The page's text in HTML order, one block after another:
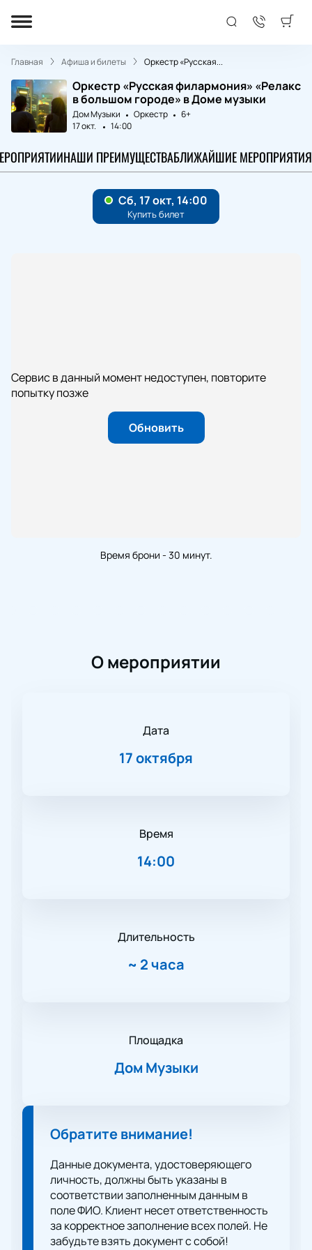
Главная Афиша и билеты Оркестр «Русская...
Оркестр «Русская филармония» «Релакс
в большом городе» в Доме музыки
Дом Музыки Оркестр
6+
17 окт.
14:00
НАШИ ПРЕИМУЩЕСТВАБЛИЖАЙШИЕ МЕРОПРИЯТИЯ
Сервис в данный момент недоступен, повторите
попытку позже
Обновить
Время брони - 30 минут.
О мероприятии
Дата
17 октября
Время
14:00
Длительность
~ 2 часа
Площадка
Дом Музыки
Обратите внимание!
Данные документа, удостоверяющего
личность, должны быть указаны в
соответствии заполненным данным в
поле ФИО. Клиент несет ответственность
за корректное заполнение всех полей. Не
забудьте взять документ с собой!